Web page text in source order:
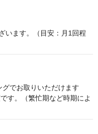
います。（目安：月1回程
でお取りいただけます
す。（繁忙期など時期によ